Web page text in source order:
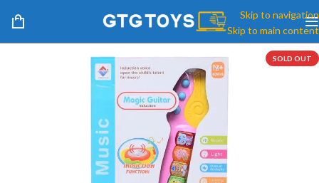
Skip to navigation
Skip to main content
SOLD OUT